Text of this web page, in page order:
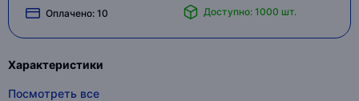
Оплачено: 10 Доступно: 1000 шт.
Характеристики
Посмотреть все